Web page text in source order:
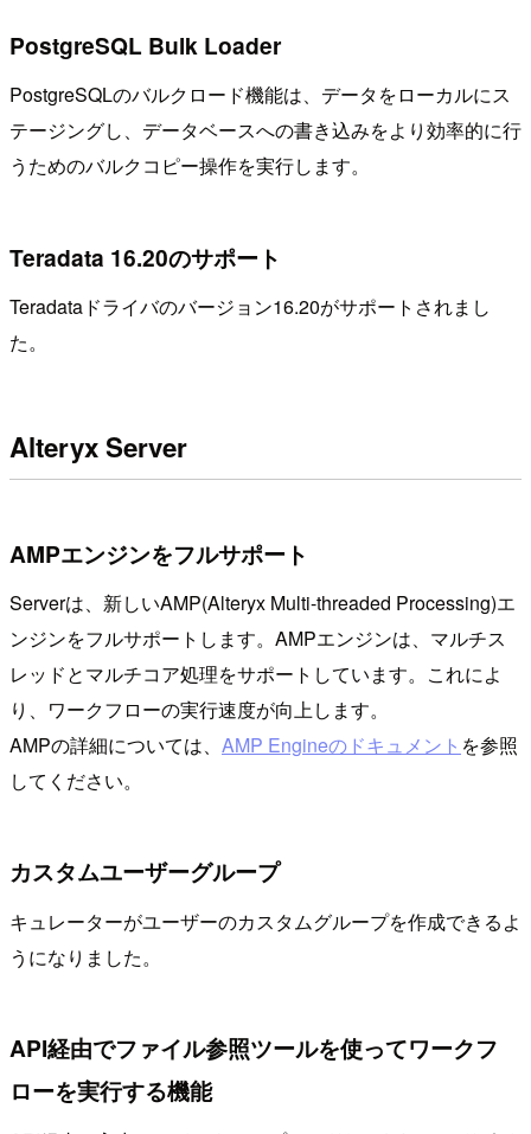
PostgreSQL Bulk Loader
PostgreSQLのバルクロード機能は、データをローカルにス
テージングし、データベースへの書き込みをより効率的に行
うためのバルクコピー操作を実行します。
Teradata 16.20のサポート
Teradataドライバのバージョン16.20がサポートされまし
た。
Alteryx Server
AMPエンジンをフルサポート
Serverは、新しいAMP(Alteryx Multi-threaded Processing)エ
ンジンをフルサポートします。AMPエンジンは、マルチス
レッドとマルチコア処理をサポートしています。これによ
り、ワークフローの実行速度が向上します。
AMPの詳細については、 AMP Engineのドキュメント を参照
してください。
カスタムユーザーグループ
キュレーターがユーザーのカスタムグループを作成できるよ
うになりました。
API経由でファイル参照ツールを使ってワークフ
ローを実行する機能